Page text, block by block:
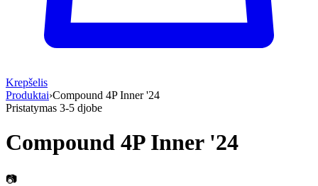
Krepšelis
Produktai›Compound 4P Inner '24
Pristatymas 3-5 djobe
Compound 4P Inner '24
📷